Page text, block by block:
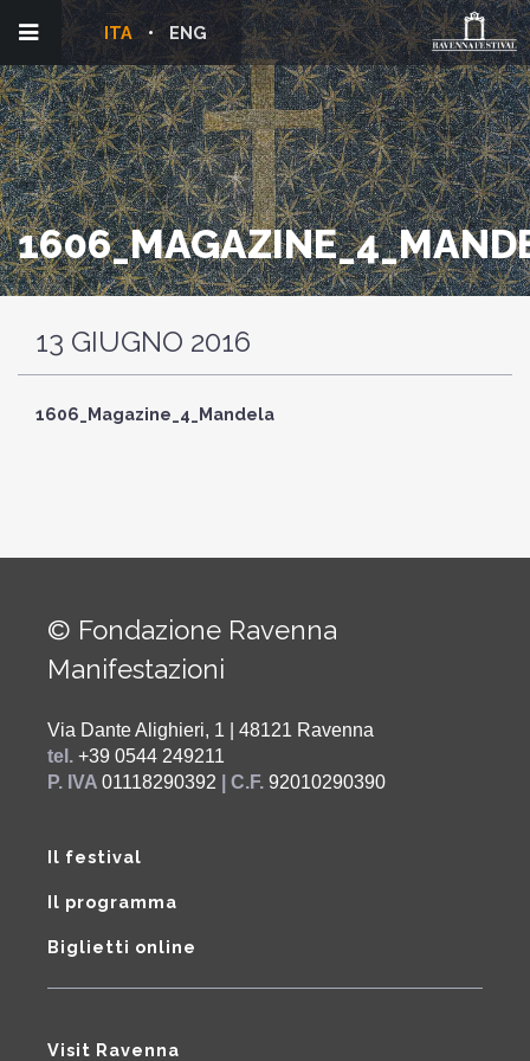
ENG
ITA
13 GIUGNO 2016
1606_Magazine_4_Mandela
© Fondazione Ravenna
Manifestazioni
Via Dante Alighieri, 1 | 48121 Ravenna
tel. +39 0544 249211
P. IVA 01118290392 | C.F. 92010290390
Il festival
Il programma
Biglietti online
Visit Ravenna